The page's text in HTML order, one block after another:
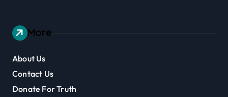
More
About Us
Contact Us
Donate For Truth